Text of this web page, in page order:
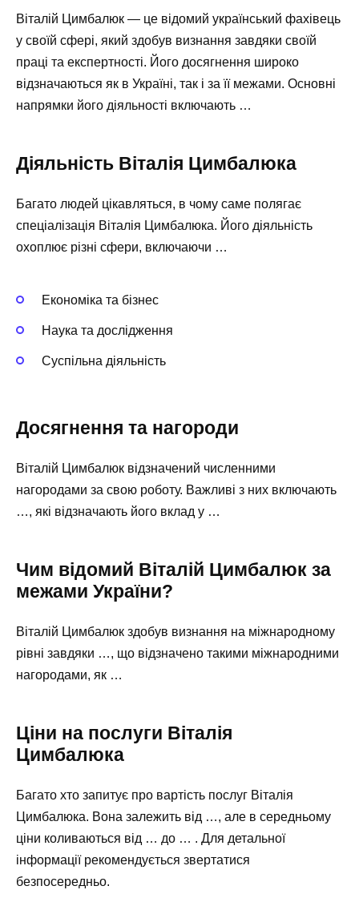
Віталій Цимбалюк — це відомий український фахівець
у своїй сфері, який здобув визнання завдяки своїй
праці та експертності. Його досягнення широко
відзначаються як в Україні, так і за її межами. Основні
напрямки його діяльності включають …
Діяльність Віталія Цимбалюка
Багато людей цікавляться, в чому саме полягає
спеціалізація Віталія Цимбалюка. Його діяльність
охоплює різні сфери, включаючи …
Економіка та бізнес
Наука та дослідження
Суспільна діяльність
Досягнення та нагороди
Віталій Цимбалюк відзначений численними
нагородами за свою роботу. Важливі з них включають
…, які відзначають його вклад у …
Чим відомий Віталій Цимбалюк за
межами України?
Віталій Цимбалюк здобув визнання на міжнародному
рівні завдяки …, що відзначено такими міжнародними
нагородами, як …
Ціни на послуги Віталія
Цимбалюка
Багато хто запитує про вартість послуг Віталія
Цимбалюка. Вона залежить від …, але в середньому
ціни коливаються від … до … . Для детальної
інформації рекомендується звертатися
безпосередньо.